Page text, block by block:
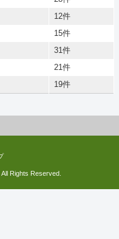
12件
15件
31件
21件
19件
Rights Reserved.